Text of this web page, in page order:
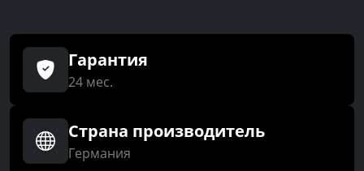
Гарантия
24 мес.
Страна производитель
Германия